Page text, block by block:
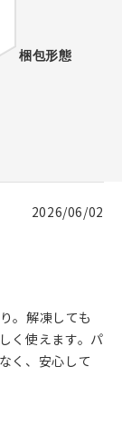
2026/06/02
。解凍しても
く使えます。パ
く、安心して